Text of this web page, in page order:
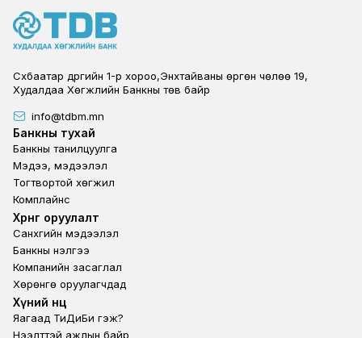
Сүхбаатар дүүргийн 1-р хороо,Энхтайваны өргөн чөлөө 19,
Худалдаа Хөгжлийн Банкны төв байр
info@tdbm.mn
Footer
Банкны тухай
Банкны танилцуулга
Мэдээ, мэдээлэл
Тогтвортой хөгжил
Комплайнс
Footer third
Хөрөнгө оруулалт
Санхүүгийн мэдээлэл
Банкны үнэлгээ
Компанийн засаглал
Хөрөнгө оруулагчдад
Footer second
Хүний нөөц
Яагаад ТиДиБи гэж?
Нээлттэй ажлын байр